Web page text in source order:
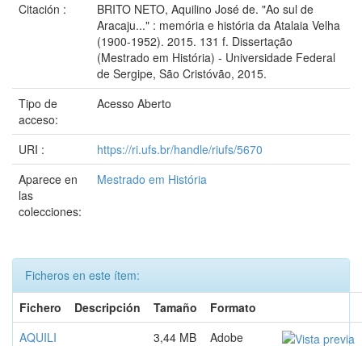
Citación :
BRITO NETO, Aquilino José de. "Ao sul de
Aracaju..." : memória e história da Atalaia Velha
(1900-1952). 2015. 131 f. Dissertação
(Mestrado em História) - Universidade Federal
de Sergipe, São Cristóvão, 2015.
Tipo de
acceso:
Acesso Aberto
URI :
https://ri.ufs.br/handle/riufs/5670
Aparece en
las
colecciones:
Mestrado em História
Ficheros en este ítem:
Fichero
Descripción Tamaño
Formato
AQUILI
3,44 MB
Adobe